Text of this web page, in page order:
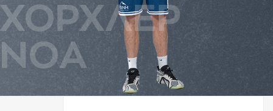
ΧΟΡΧΛΕΡ
ΝΟA